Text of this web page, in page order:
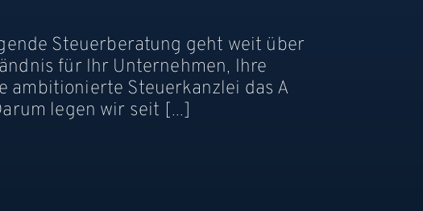
Steuerberatung geht weit über
für Ihr Unternehmen, Ihre
ambitionierte Steuerkanzlei das A
legen wir seit [...]